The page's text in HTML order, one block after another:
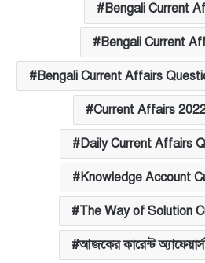
Bengali Current
Bengali Current
Bengali Current Affairs
Current Affairs
Daily Current Affairs
Knowledge Account
The Way of Solution
আজকের কারেন্ট অ্যাফেয়ার্স